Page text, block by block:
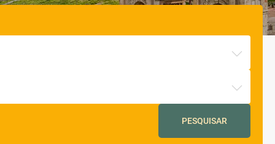
PESQUISAR